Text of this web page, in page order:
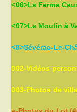
<06>La Ferme
<07>Le Moulin à
<8>Sévérac-Le-
002-Vidéos
003-Photos de